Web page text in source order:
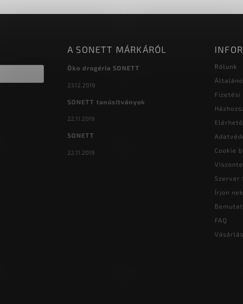
A SONETT MÁRKÁRÓL
Öko drogéria SONETT
23.12.2019
SONETT tanúsítványok
22.11.2019
SONETT
22.11.2019
Rólunk
Fizetési
Cookie
Szerver
Írjon
FAQ